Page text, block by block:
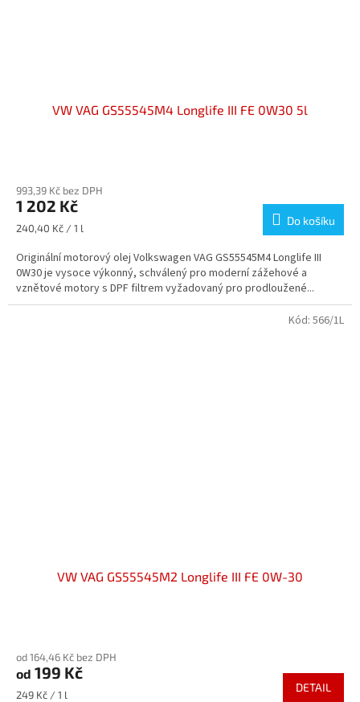
VW VAG GS55545M4 Longlife III FE 0W30 5l
produktu
je
3,6
5
hvězdiček.
993,39 Kč bez DPH
1 202 Kč
Měrná
240,40 Kč / 1 l
Do košíku
Originální motorový olej Volkswagen VAG GS55545M4 Longlife III
0W30 je vysoce výkonný, schválený pro moderní zážehové a
vznětové motory s DPF filtrem vyžadovaný pro prodloužené...
VW VAG GS55545M2 Longlife III FE 0W-30
produktu
je
4,0
od 164,46 Kč bez DPH
od 199 Kč
Měrná
249 Kč / 1 l
DETAIL
Kód: 566/1L